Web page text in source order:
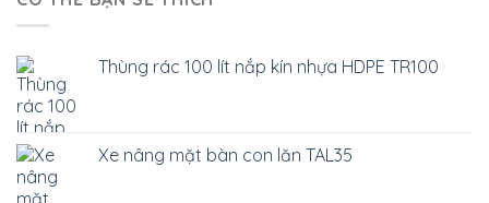
Thùng rác 100 lít nắp kín nhựa HDPE TR100
Xe nâng mặt bàn con lăn TAL35